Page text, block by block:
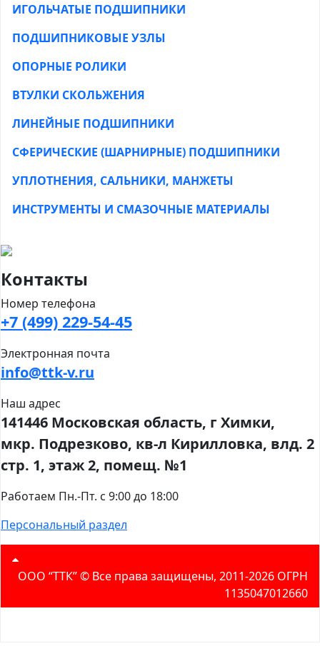
ИГОЛЬЧАТЫЕ ПОДШИПНИКИ
ПОДШИПНИКОВЫЕ УЗЛЫ
ОПОРНЫЕ РОЛИКИ
ВТУЛКИ СКОЛЬЖЕНИЯ
ЛИНЕЙНЫЕ ПОДШИПНИКИ
СФЕРИЧЕСКИЕ (ШАРНИРНЫЕ) ПОДШИПНИКИ
УПЛОТНЕНИЯ, САЛЬНИКИ, МАНЖЕТЫ
ИНСТРУМЕНТЫ И СМАЗОЧНЫЕ МАТЕРИАЛЫ
Контакты
Номер телефона
+7 (499) 229-54-45
Электронная почта
info@ttk-v.ru
Наш адрес
141446 Московская область, г Химки,
мкр. Подрезково, кв-л Кирилловка, влд. 2
стр. 1, этаж 2, помещ. №1
Работаем Пн.-Пт. с 9:00 до 18:00
Персональный раздел
ООО “ТТК” ©️ Все права защищены, 2011-2026 ОГРН
1135047012660